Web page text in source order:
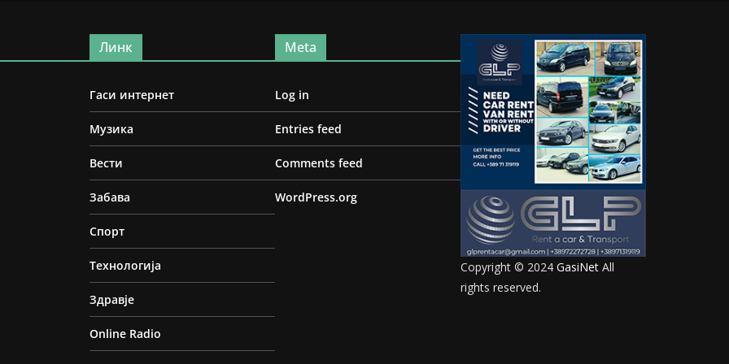
Линк
Гаси интернет
Музика
Вести
Забава
Спорт
Технологија
Здравје
Online Radio
Meta
Log in
Entries feed
Comments feed
WordPress.org
Copyright © 2024 GasiNet All
rights reserved.